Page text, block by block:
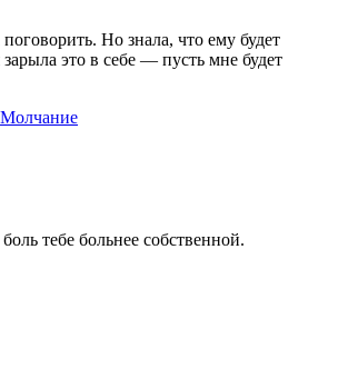
Но знала, что ему будет
это в себе — пусть мне будет
Молчание
тебе больнее собственной.